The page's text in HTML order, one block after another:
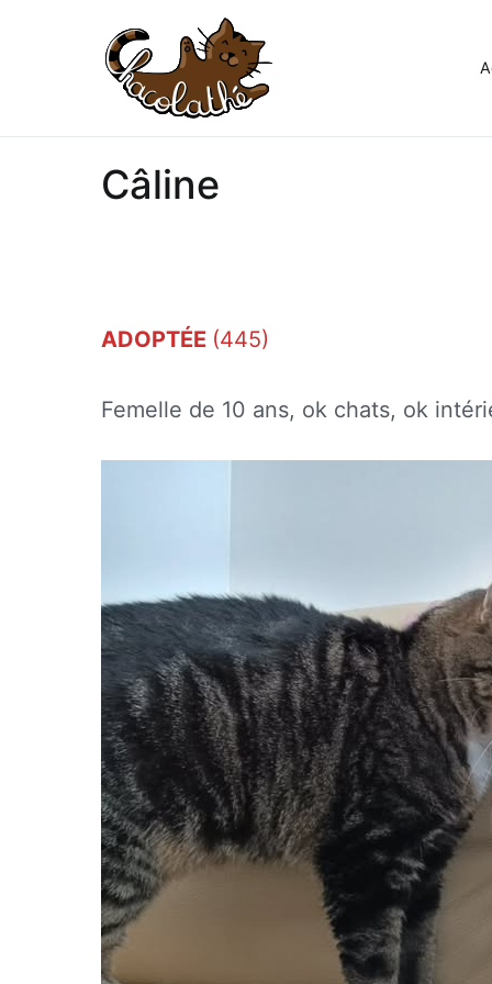
Câline
ADOPTÉE (445)
Femelle de 10 ans, ok chats, ok